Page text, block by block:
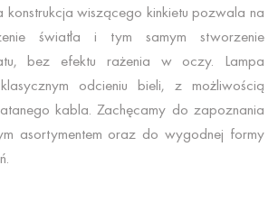
konstrukcja wiszącego kinkietu pozwala na
światła i tym samym stworzenie
bez efektu rażenia w oczy. Lampa
odcieniu bieli, z możliwością
kabla. Zachęcamy do zapoznania
asortymentem oraz do wygodnej formy